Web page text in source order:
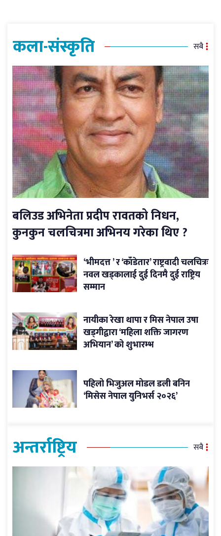
कला-संस्कृति सबै
बलिउड अभिनेता प्रदीप रावतको निधन,
कुनकुन चलचित्रमा अभिनय गरेका थिए ?
‘भीमदत्त ’ र ‘काँडेतार’ राष्ट्रवादी चलचित्रः
नवल खड्कालाई दुई दिनमै दुई राष्ट्रिय
सम्मान
नायीका रेखा थापा र मिस नेपाल उषा
खड्गीद्वारा ‘महिला शक्ति जागरण
अभियान’ को शुभारम्भ
पहिलो भिजुअल मोडल डली बनिन
‘मिसेस नेपाल युनिभर्स २०२६’
अन्तर्राष्ट्रिय सबै